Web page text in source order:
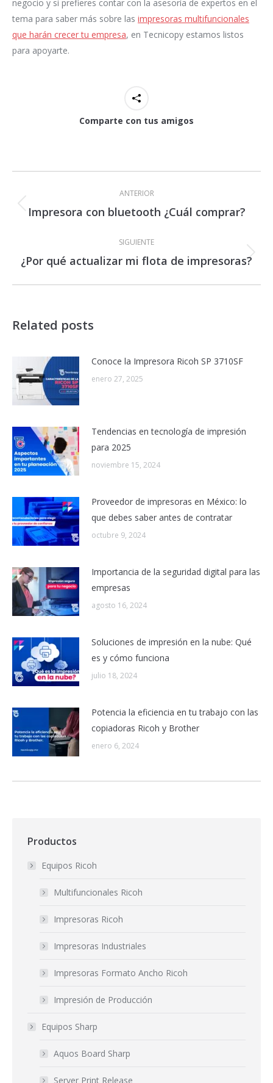
negocio y si prefieres contar con la asesoría de expertos en el
tema para saber más sobre las impresoras multifuncionales
que harán crecer tu empresa, en Tecnicopy estamos listos
para apoyarte.
Comparte con tus amigos
Navegación
entre
publicaciones
ANTERIOR
Publicación
Impresora con bluetooth ¿Cuál comprar?
SIGUIENTE
Publicación
¿Por qué actualizar mi flota de impresoras?
Related posts
Conoce la Impresora Ricoh SP 3710SF
enero 27, 2025
Tendencias en tecnología de impresión
para 2025
noviembre 15, 2024
Proveedor de impresoras en México: lo
que debes saber antes de contratar
octubre 9, 2024
Importancia de la seguridad digital para las
empresas
agosto 16, 2024
Soluciones de impresión en la nube: Qué
es y cómo funciona
julio 18, 2024
Potencia la eficiencia en tu trabajo con las
copiadoras Ricoh y Brother
enero 6, 2024
Productos
Equipos Ricoh
Multifuncionales Ricoh
Impresoras Ricoh
Impresoras Industriales
Impresoras Formato Ancho Ricoh
Impresión de Producción
Equipos Sharp
Aquos Board Sharp
Server Print Release